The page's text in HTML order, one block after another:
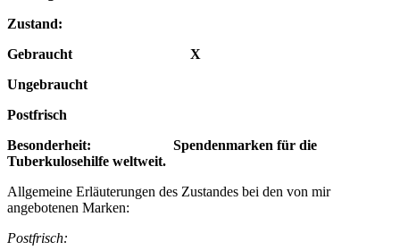
Zustand:
Gebraucht X
Ungebraucht
Postfrisch
Besonderheit: Spendenmarken für die
Tuberkulosehilfe weltweit.
Allgemeine Erläuterungen des Zustandes bei den von mir
angebotenen Marken:
Postfrisch: